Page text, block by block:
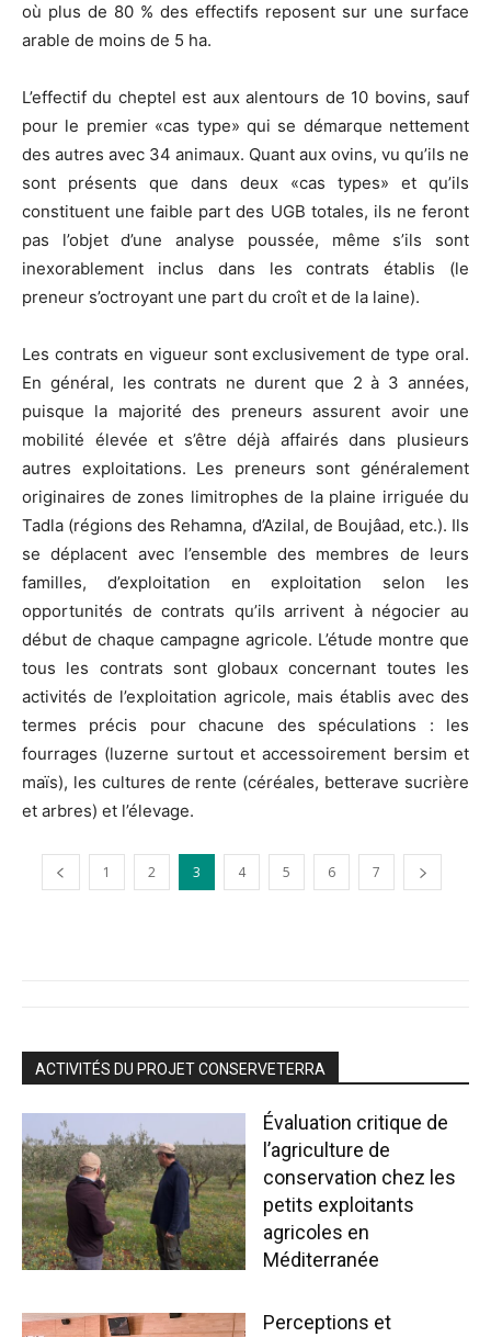
où plus de 80 % des effectifs reposent sur une surface
arable de moins de 5 ha.
L’effectif du cheptel est aux alentours de 10 bovins, sauf
pour le premier «cas type» qui se démarque nettement
des autres avec 34 animaux. Quant aux ovins, vu qu’ils ne
sont présents que dans deux «cas types» et qu’ils
constituent une faible part des UGB totales, ils ne feront
pas l’objet d’une analyse poussée, même s’ils sont
inexorablement inclus dans les contrats établis (le
preneur s’octroyant une part du croît et de la laine).
Les contrats en vigueur sont exclusivement de type oral.
En général, les contrats ne durent que 2 à 3 années,
puisque la majorité des preneurs assurent avoir une
mobilité élevée et s’être déjà affairés dans plusieurs
autres exploitations. Les preneurs sont généralement
originaires de zones limitrophes de la plaine irriguée du
Tadla (régions des Rehamna, d’Azilal, de Boujâad, etc.). Ils
se déplacent avec l’ensemble des membres de leurs
familles, d’exploitation en exploitation selon les
opportunités de contrats qu’ils arrivent à négocier au
début de chaque campagne agricole. L’étude montre que
tous les contrats sont globaux concernant toutes les
activités de l’exploitation agricole, mais établis avec des
termes précis pour chacune des spéculations : les
fourrages (luzerne surtout et accessoirement bersim et
maïs), les cultures de rente (céréales, betterave sucrière
et arbres) et l’élevage.
1 2 3 4 5 6 7
ACTIVITÉS DU PROJET CONSERVETERRA
Évaluation critique de
l’agriculture de
conservation chez les
petits exploitants
agricoles en
Méditerranée
Perceptions et